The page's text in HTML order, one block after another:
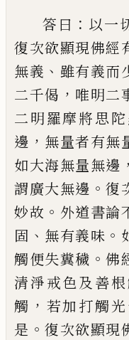
答曰 ： 以一
復次欲顯現佛經
無義 、 雖有義而
二千偈 ， 唯明二
二明羅摩將思陀
邊 ， 無量者有無
如大海無量無邊 ，
謂廣大無邊 。復
妙故 。 外道書論
固 、 無有義味 。
觸便失糞穢 。佛
清淨戒色及善根
觸 ， 若加打觸
是 。復次欲顯現